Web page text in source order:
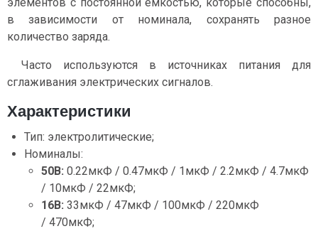
в зависимости от номинала, сохранять разное
количество заряда.
Часто используются в источниках питания для
сглаживания электрических сигналов.
Характеристики
Тип: электролитические;
Номиналы:
50В: 0.22мкФ / 0.47мкФ / 1мкФ / 2.2мкФ / 4.7мкФ
/ 10мкФ / 22мкФ;
16В: 33мкФ / 47мкФ / 100мкФ / 220мкФ
/ 470мкФ;